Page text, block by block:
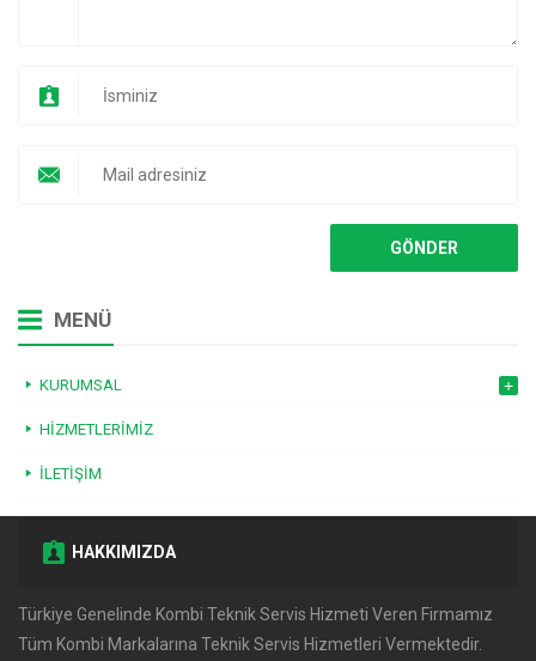
MENÜ
KURUMSAL
HIZMETLERIMIZ
İLETIŞIM
HAKKIMIZDA
Türkiye Genelinde Kombi Teknik Servis Hizmeti Veren Firmamız
Tüm Kombi Markalarına Teknik Servis Hizmetleri Vermektedir.